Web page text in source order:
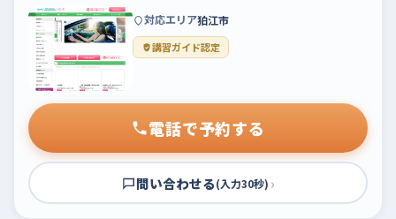
対応エリア狛江市
講習ガイド認定
電話で予約する
問い合わせる(入力30秒) ›